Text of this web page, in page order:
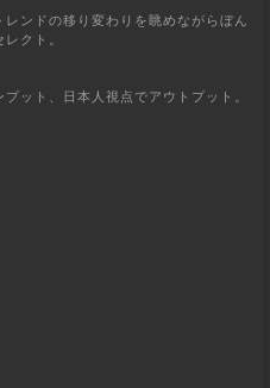
ンドの移り変わりを眺めながらぼん
クト。
ット、日本人視点でアウトプット。